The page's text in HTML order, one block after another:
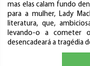
mas elas calam fundo
para a mulher, Lady
literatura, que,
levando-o a cometer
desencadeará a tragédia